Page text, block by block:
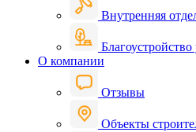
Внутренняя
Благоустройство
О компании
Отзывы
Объекты